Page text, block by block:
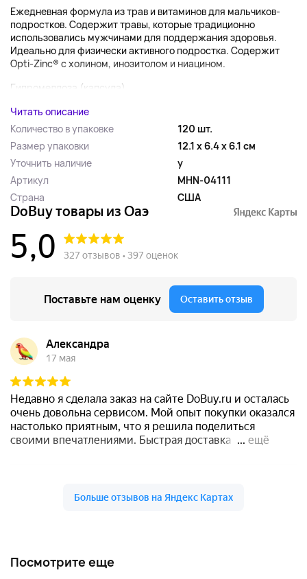
Ежедневная формула из трав и витаминов для мальчиков-
подростков. Содержит травы, которые традиционно
использовались мужчинами для поддержания здоровья.
Идеально для физически активного подростка. Содержит
Opti-Zinc® с холином, инозитолом и ниацином.
Гипромеллоза (капсула),...
Читать описание
Количество в упаковке
120 шт.
Размер упаковки
12.1 x 6.4 x 6.1 см
Уточнить наличие
y
Артикул
MHN-04111
Страна
США
Посмотрите еще